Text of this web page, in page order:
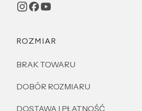
Linki w stopce
ROZMIAR
BRAK TOWARU
DOBÓR ROZMIARU
DOSTAWA I PŁATNOŚĆ